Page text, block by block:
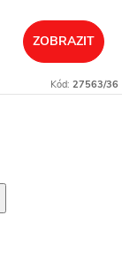
ZOBRAZIT
Kód: 27563/36